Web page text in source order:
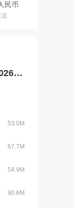
民币
官方
卓版
软天空最新版本2026下载v8.7.3 安卓版
53.0M
67.7M
54.9M
90.6M